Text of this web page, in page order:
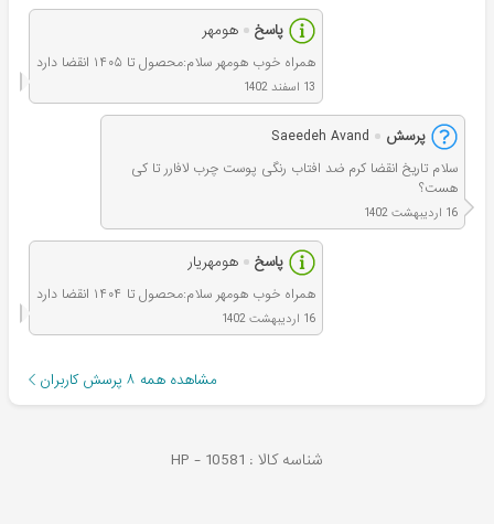
پاسخ هومهر
همراه خوب هومهر سلام:محصول تا ۱۴۰۵ انقضا دارد
13 اسفند 1402
پرسش Saeedeh Avand
سلام تاریخ انقضا کرم ضد افتاب رنگی پوست چرب لافارر تا کی
هست؟
16 اردیبهشت 1402
پاسخ هومهریار
همراه خوب هومهر سلام:محصول تا ۱۴۰۴ انقضا دارد
16 اردیبهشت 1402
مشاهده همه ۸ پرسش کاربران
شناسه کالا : HP - 10581